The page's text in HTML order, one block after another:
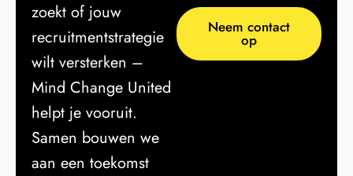
zoekt of jouw
recruitmentstrategie
wilt versterken –
Mind Change United
helpt je vooruit.
Samen bouwen we
aan een toekomst
Neem contact
op